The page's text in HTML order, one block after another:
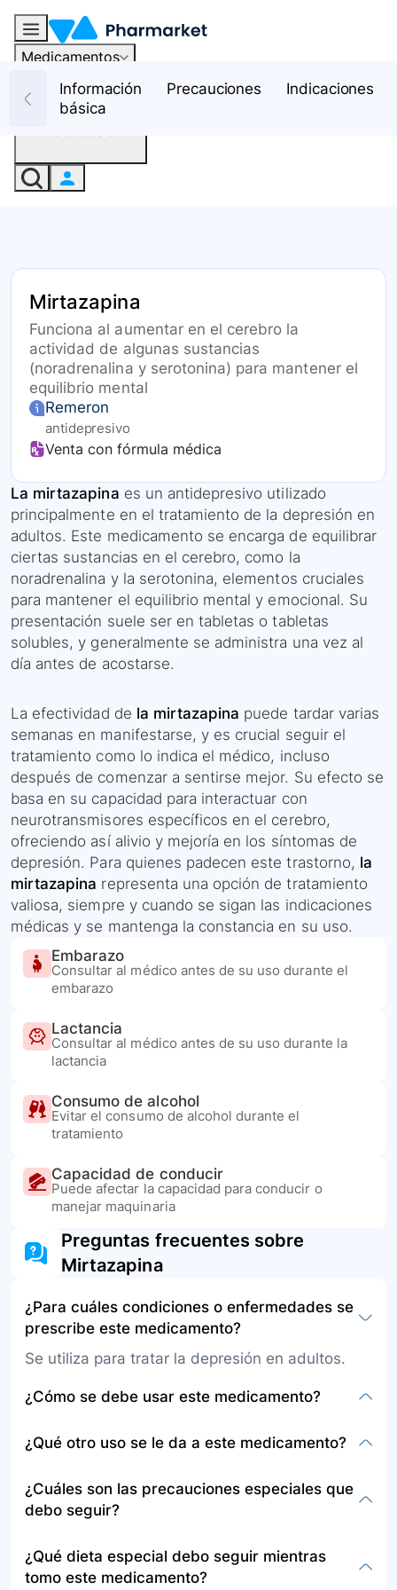
Medicamentos
RecursosInformación
básica
Precauciones Indicaciones
Mirtazapina
Funciona al aumentar en el cerebro la
actividad de algunas sustancias
(noradrenalina y serotonina) para mantener el
equilibrio mental
Remeron
antidepresivo
Venta con fórmula médica
La mirtazapina es un antidepresivo utilizado
principalmente en el tratamiento de la depresión en
adultos. Este medicamento se encarga de equilibrar
ciertas sustancias en el cerebro, como la
noradrenalina y la serotonina, elementos cruciales
para mantener el equilibrio mental y emocional. Su
presentación suele ser en tabletas o tabletas
solubles, y generalmente se administra una vez al
día antes de acostarse.
La efectividad de la mirtazapina puede tardar varias
semanas en manifestarse, y es crucial seguir el
tratamiento como lo indica el médico, incluso
después de comenzar a sentirse mejor. Su efecto se
basa en su capacidad para interactuar con
neurotransmisores específicos en el cerebro,
ofreciendo así alivio y mejoría en los síntomas de
depresión. Para quienes padecen este trastorno, la
mirtazapina representa una opción de tratamiento
valiosa, siempre y cuando se sigan las indicaciones
médicas y se mantenga la constancia en su uso.
Embarazo
Consultar al médico antes de su uso durante el
embarazo
Lactancia
Consultar al médico antes de su uso durante la
lactancia
Consumo de alcohol
Evitar el consumo de alcohol durante el
tratamiento
Capacidad de conducir
Puede afectar la capacidad para conducir o
manejar maquinaria
Preguntas frecuentes sobre
Mirtazapina
¿Para cuáles condiciones o enfermedades se
prescribe este medicamento?
Se utiliza para tratar la depresión en adultos.
¿Cómo se debe usar este medicamento?
solubles para administración por vía oral,
acostarse. Las tabletas regulares se toman con
o sin alimentos y con un vaso grande de agua,
la lengua hasta disolverse y pueden tragarse
con saliva.
¿Qué otro uso se le da a este medicamento?
describe otro uso específico en la información
proporcionada.
¿Cuáles son las precauciones especiales que
debo seguir?
médica, especialmente si está embarazada,
planea quedar embarazada, si está
¿Qué dieta especial debo seguir mientras
tomo este medicamento?